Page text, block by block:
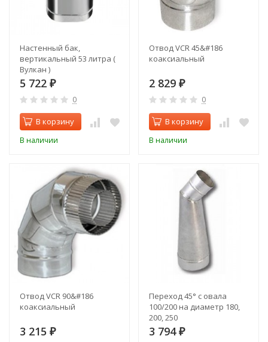
Настенный бак,
вертикальный 53 литра (
Вулкан )
5 722 ₽
0
В корзину
В наличии
Отвод VCR 45&#186
коаксиальный
2 829 ₽
0
В корзину
В наличии
Отвод VCR 90&#186
коаксиальный
3 215 ₽
Переход 45° с овала
100/200 на диаметр 180,
200, 250
3 794 ₽